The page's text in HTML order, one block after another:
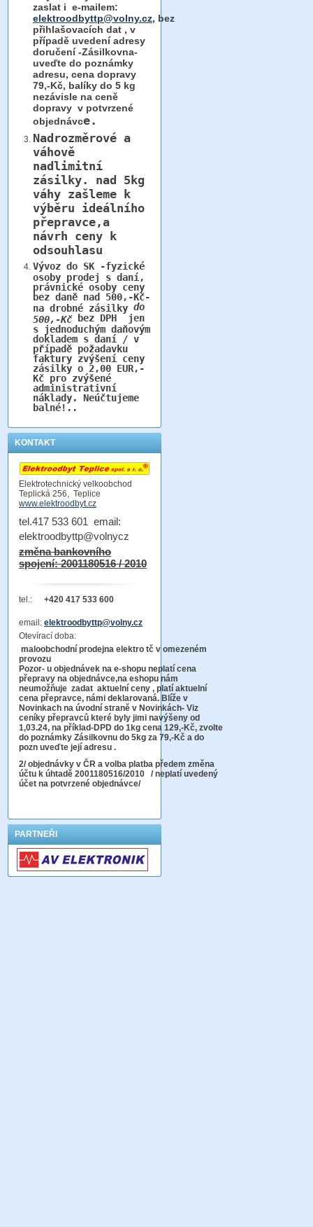
zaslat i e-mailem:
elektroodbyttp@volny.cz, bez
přihlašovacích dat , v
případě uvedení adresy
doručení -Zásilkovna-
uveďte do poznámky
adresu, cena dopravy
79,-Kč, balíky do 5 kg
nezávisle na ceně
dopravy v potvrzené
objednávce.
Nadrozměrové a
váhově
nadlimitní
zásilky. nad 5kg
váhy zašleme k
výběru ideálního
přepravce,a
návrh ceny k
odsouhlasu
Vývoz do SK -fyzické
osoby prodej s daní,
právnické osoby ceny
bez daně nad 500,-Kč-
na drobné zásilky do
500,-Kčbez DPH jen
s jednoduchým daňovým
dokladem s daní / v
případě požadavku
faktury zvýšení ceny
zásilky o 2,00 EUR,-
Kč pro zvýšené
administrativní
náklady. Neúčtujeme
balné!..
KONTAKT
Elektrotechnický velkoobchod
Teplická 256, Teplice
www.elektroodbyt.cz
tel.417 533 601 email:
elektroodbyttp@volnycz
změna bankovního
spojení: 2001180516 / 2010
tel.: +420 417 533 600
email: elektroodbyttp@volny.cz
Otevírací doba:
maloobchodní prodejna elektro tč v omezeném
provozu
Pozor- u objednávek na e-shopu neplatí cena
přepravy na objednávce,na eshopu nám
neumožňuje zadat aktuelní ceny , platí aktuelní
cena přepravce, námi deklarovaná. Blíže v
Novinkach na úvodní straně v Novinkách- Viz
ceníky přepravců které byly jimi navýšeny od
1,03.24, na příklad-DPD do 1kg cena 129,-Kč, zvolte
do poznámky Zásilkovnu do 5kg za 79,-Kč a do
pozn uveďte její adresu .
2/ objednávky v ČR a volba platba předem změna
účtu k úhtadě 2001180516/2010 / neplatí uvedený
účet na potvrzené objednávce/
PARTNEŘI